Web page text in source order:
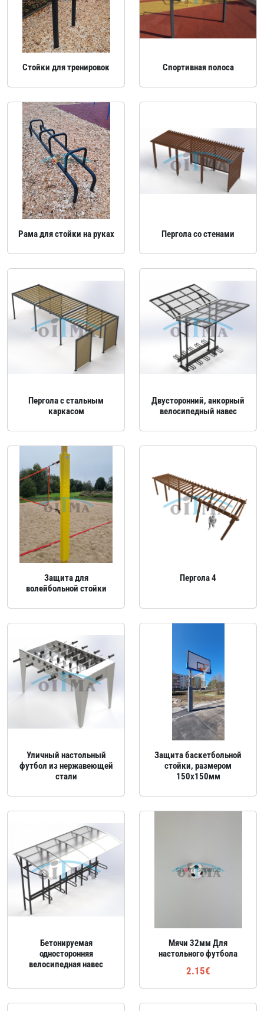
Стойки для тренировок Спортивная полоса
Рама для стойки на руках Пергола со стенами
Пергола с стальным
каркасом
Двусторонний, анкорный
велосипедный навес
Защита для
волейбольной стойки
Пергола 4
Уличный настольный
футбол из нержавеющей
стали
Защита баскетбольной
стойки, размером
150x150мм
Бетонируемая
односторонняя
велосипедная навес
Мячи 32мм Для
настольного футбола
2.15€